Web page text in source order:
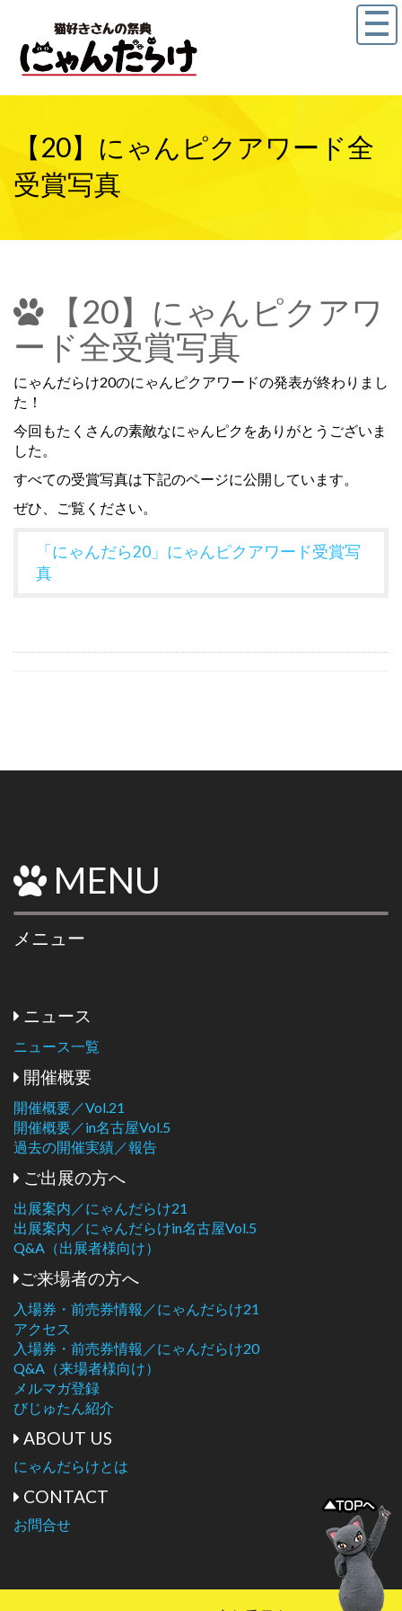
【20】にゃんピクアワード全
受賞写真
【20】にゃんピクアワ
ード全受賞写真
にゃんだらけ20のにゃんピクアワードの発表が終わりまし
た！
今回もたくさんの素敵なにゃんピクをありがとうございま
した。
すべての受賞写真は下記のページに公開しています。
ぜひ、ご覧ください。
「にゃんだら20」にゃんピクアワード受賞写
真
MENU
メニュー
ニュース
ニュース一覧
開催概要
開催概要／Vol.21
開催概要／in名古屋Vol.5
過去の開催実績／報告
ご出展の方へ
出展案内／にゃんだらけ21
出展案内／にゃんだらけin名古屋Vol.5
Q&A（出展者様向け）
ご来場者の方へ
入場券・前売券情報／にゃんだらけ21
アクセス
入場券・前売券情報／にゃんだらけ20
Q&A（来場者様向け）
メルマガ登録
びじゅたん紹介
ABOUT US
にゃんだらけとは
CONTACT
お問合せ